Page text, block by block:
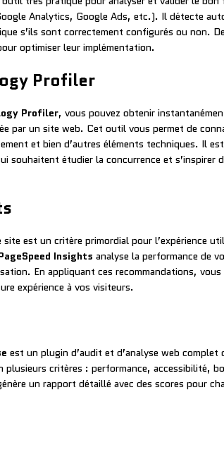
Analytics, Google Ads, etc.). Il détecte
s’ils sont correctement configurés ou non.
optimiser leur implémentation.
Profiler
Profiler, vous pouvez obtenir
par un site web. Cet outil vous permet de
et bien d’autres éléments techniques. Il
souhaitent étudier la concurrence et s’inspirer
site est un critère primordial pour l’expérience
Insights analyse la performance de
En appliquant ces recommandations, vous
expérience à vos visiteurs.
est un plugin d’audit et d’analyse web complet
plusieurs critères : performance, accessibilité,
un rapport détaillé avec des scores pour